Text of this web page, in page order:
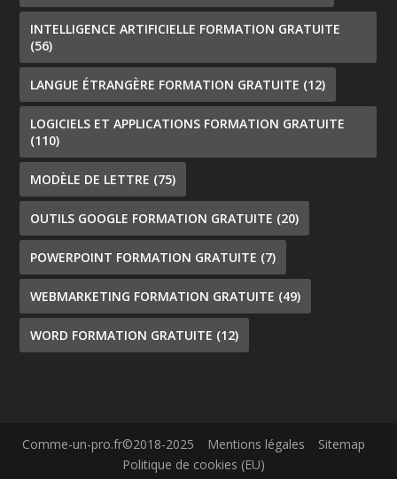
INTELLIGENCE ARTIFICIELLE FORMATION GRATUITE
(56)
LANGUE ÉTRANGÈRE FORMATION GRATUITE (12)
LOGICIELS ET APPLICATIONS FORMATION GRATUITE
(110)
MODÈLE DE LETTRE (75)
OUTILS GOOGLE FORMATION GRATUITE (20)
POWERPOINT FORMATION GRATUITE (7)
WEBMARKETING FORMATION GRATUITE (49)
WORD FORMATION GRATUITE (12)
Comme-un-pro.fr©2018-2025 Mentions légales
Sitemap
Politique de cookies (EU)